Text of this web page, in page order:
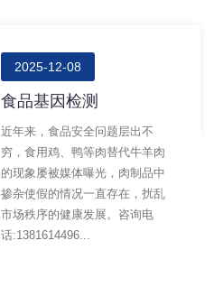
2025-12-08
食品基因检测
近年来，食品安全问题层出不
穷，食用鸡、鸭等肉替代牛羊肉
的现象屡被媒体曝光，肉制品中
掺杂使假的情况一直存在，扰乱
市场秩序的健康发展。咨询电
话:1381614496...